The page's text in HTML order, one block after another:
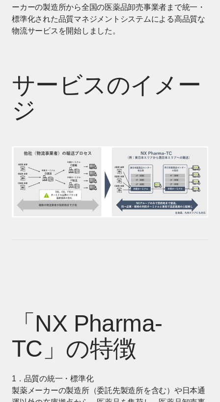
ーカーの製造所から全国の医薬品卸売事業者まで統一・
標準化された品質マネジメントシステムによる高品質な
物流サービスを開始しました。
サービスのイメー
ジ
「NX Pharma-
TC」の特徴
1．品質の統一・標準化
製薬メーカーの製造所（委託先製造所を含む）や日本通